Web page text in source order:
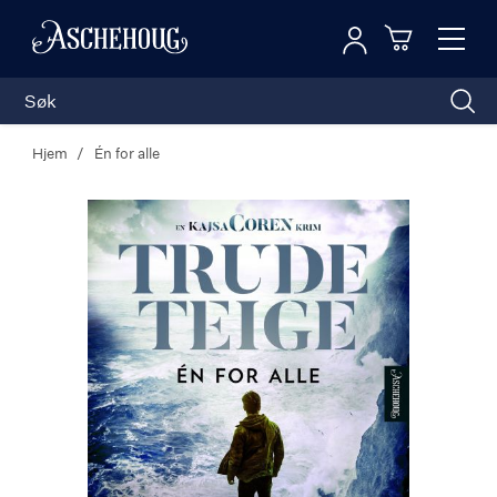
Toggle
Logg inn
Hjem Én for alle